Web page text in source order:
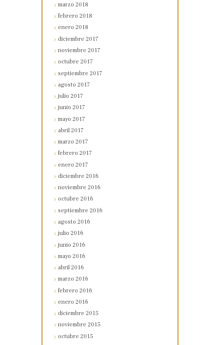
marzo2018
febrero2018
enero2018
diciembre2017
noviembre2017
octubre2017
septiembre2017
agosto2017
julio2017
junio2017
mayo2017
abril2017
marzo2017
febrero2017
enero2017
diciembre2016
noviembre2016
octubre2016
septiembre2016
agosto2016
julio2016
junio2016
mayo2016
abril2016
marzo2016
febrero2016
enero2016
diciembre2015
noviembre2015
octubre2015